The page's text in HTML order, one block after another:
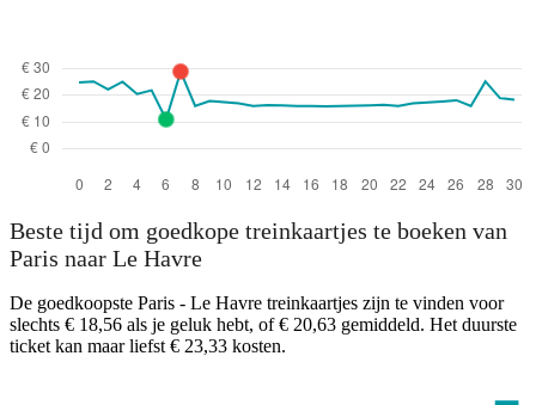
Beste tijd om goedkope treinkaartjes te boeken van
Paris naar Le Havre
De goedkoopste Paris - Le Havre treinkaartjes zijn te vinden voor
slechts € 18,56 als je geluk hebt, of € 20,63 gemiddeld. Het duurste
ticket kan maar liefst € 23,33 kosten.